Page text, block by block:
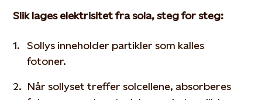
Slik lages elektrisitet fra sola, steg for steg:
Sollys inneholder partikler som kalles
fotoner.
Når sollyset treffer solcellene, absorberes